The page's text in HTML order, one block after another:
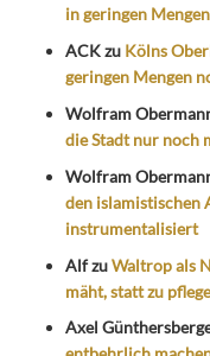
in geringen
ACKzu Kölns
geringen Mengen
Wolfram
die Stadt nur noch
Wolfram
den islamistischen
instrumentalisiert
AlfzuWaltrop als
mäht, statt zu
Axel